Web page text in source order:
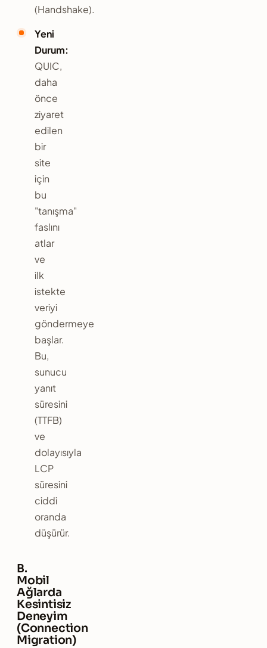
(Handshake).
Yeni
Durum:
QUIC,
daha
önce
ziyaret
edilen
bir
site
için
bu
"tanışma"
faslını
atlar
ve
ilk
istekte
veriyi
göndermeye
başlar.
Bu,
sunucu
yanıt
süresini
(TTFB)
ve
dolayısıyla
LCP
süresini
ciddi
oranda
düşürür.
B.
Mobil
Ağlarda
Kesintisiz
Deneyim
(Connection
Migration)